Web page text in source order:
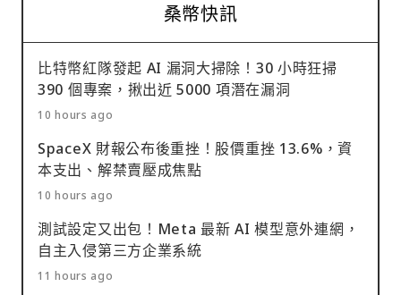
桑幣快訊
比特幣紅隊發起 AI 漏洞大掃除！30 小時狂掃
390 個專案，揪出近 5000 項潛在漏洞
10 hours ago
SpaceX 財報公布後重挫！股價重挫 13.6%，資
本支出、解禁賣壓成焦點
10 hours ago
測試設定又出包！Meta 最新 AI 模型意外連網，
自主入侵第三方企業系統
11 hours ago